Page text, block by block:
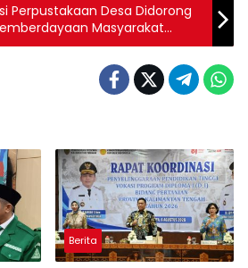
Perpustakaan Desa Didorong
Masyarakat
Berita